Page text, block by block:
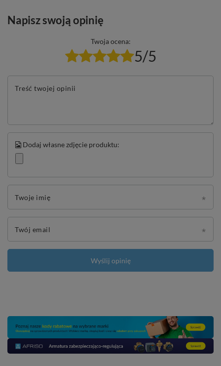
Napisz swoją opinię
Twoja ocena:
5/5
Treść twojej opinii
Dodaj własne zdjęcie produktu:
Twoje imię
Twój email
Wyślij opinię